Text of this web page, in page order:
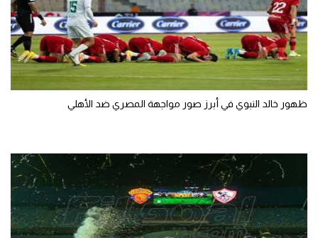
ظهور خالد النبوي في أبرز صور مواجهة المصري ضد الأهلي